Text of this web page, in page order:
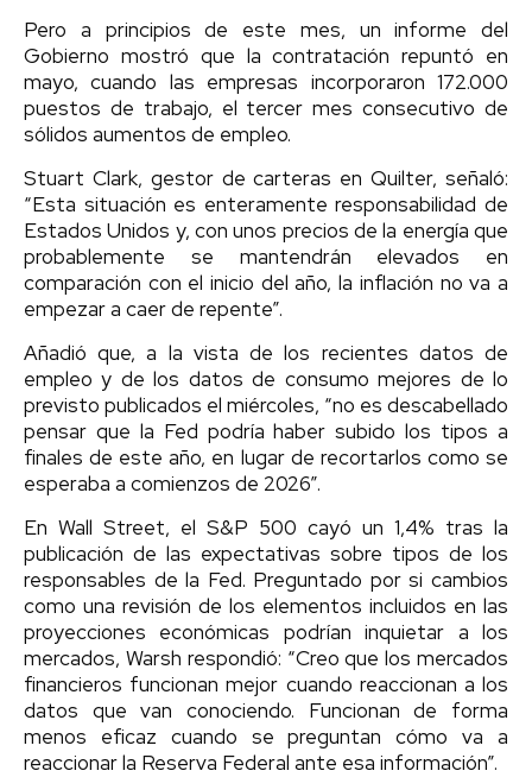
Pero a principios de este mes, un informe del
Gobierno mostró que la contratación repuntó en
mayo, cuando las empresas incorporaron 172.000
puestos de trabajo, el tercer mes consecutivo de
sólidos aumentos de empleo.
Stuart Clark, gestor de carteras en Quilter, señaló:
“Esta situación es enteramente responsabilidad de
Estados Unidos y, con unos precios de la energía que
probablemente se mantendrán elevados en
comparación con el inicio del año, la inflación no va a
empezar a caer de repente”.
Añadió que, a la vista de los recientes datos de
empleo y de los datos de consumo mejores de lo
previsto publicados el miércoles, “no es descabellado
pensar que la Fed podría haber subido los tipos a
finales de este año, en lugar de recortarlos como se
esperaba a comienzos de 2026”.
En Wall Street, el S&P 500 cayó un 1,4% tras la
publicación de las expectativas sobre tipos de los
responsables de la Fed. Preguntado por si cambios
como una revisión de los elementos incluidos en las
proyecciones económicas podrían inquietar a los
mercados, Warsh respondió: “Creo que los mercados
financieros funcionan mejor cuando reaccionan a los
datos que van conociendo. Funcionan de forma
menos eficaz cuando se preguntan cómo va a
reaccionar la Reserva Federal ante esa información”.